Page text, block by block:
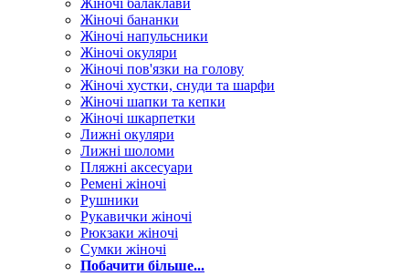
Жіночі балаклави
Жіночі бананки
Жіночі напульсники
Жіночі окуляри
Жіночі пов'язки на голову
Жіночі хустки, снуди та шарфи
Жіночі шапки та кепки
Жіночі шкарпетки
Лижні окуляри
Лижні шоломи
Пляжні аксесуари
Ремені жіночі
Рушники
Рукавички жіночі
Рюкзаки жіночі
Сумки жіночі
Побачити більше...